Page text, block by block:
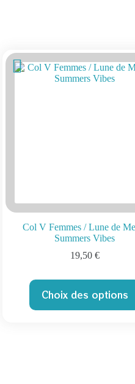
Col V Femmes / Lune de
Summers Vibes
19,50 €
Choix des options
produit